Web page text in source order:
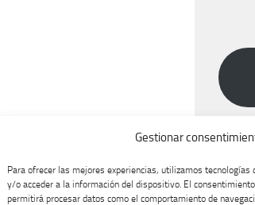
Gestionar
Para ofrecer las mejores experiencias, utilizamos tecnologías
y/o acceder a la información del dispositivo. El
permitirá procesar datos como el comportamiento de